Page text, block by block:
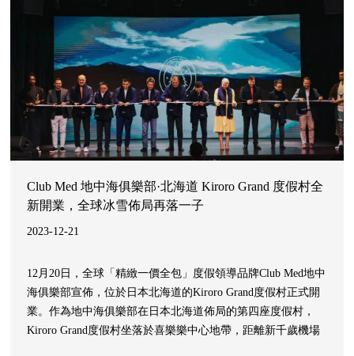
Club Med 地中海俱樂部·北海道 Kiroro Grand 度假村全
新開業，全球冰雪佈局再落一子
2023-12-21
12月20日，全球「精緻一價全包」度假領導品牌Club Med地中
海俱樂部宣佈，位於日本北海道的Kiroro Grand度假村正式開
業。作為地中海俱樂部在日本北海道佈局的第四座度假村，
Kiroro Grand度假村坐落於喜樂樂中心地帶，距離新千歲機場